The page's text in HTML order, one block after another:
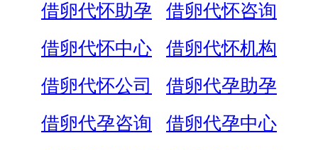
借卵代怀助孕
借卵代怀咨询
借卵代怀中心
借卵代怀机构
借卵代怀公司
借卵代孕助孕
借卵代孕咨询
借卵代孕中心